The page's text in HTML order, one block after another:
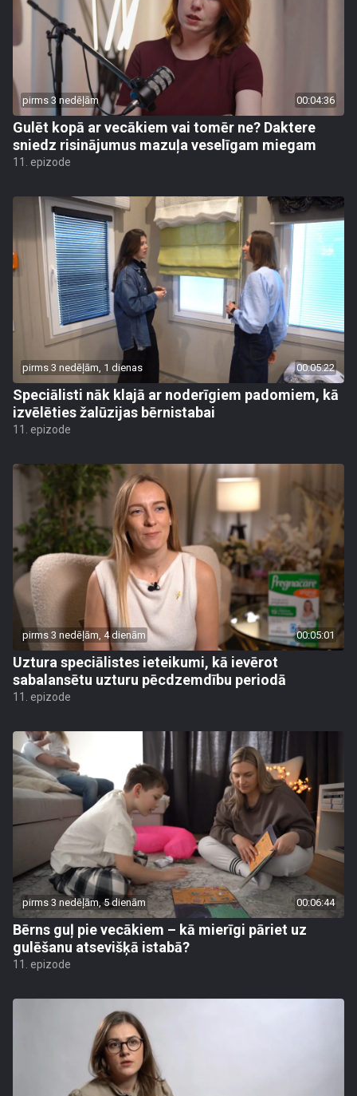
pirms 3 nedēļām 00:04:36
Gulēt kopā ar vecākiem vai tomēr ne? Daktere
sniedz risinājumus mazuļa veselīgam miegam
11. epizode
pirms 3 nedēļām, 1 dienas 00:05:22
Speciālisti nāk klajā ar noderīgiem padomiem, kā
izvēlēties žalūzijas bērnistabai
11. epizode
pirms 3 nedēļām, 4 dienām 00:05:01
Uztura speciālistes ieteikumi, kā ievērot
sabalansētu uzturu pēcdzemdību periodā
11. epizode
pirms 3 nedēļām, 5 dienām 00:06:44
Bērns guļ pie vecākiem – kā mierīgi pāriet uz
gulēšanu atsevišķā istabā?
11. epizode